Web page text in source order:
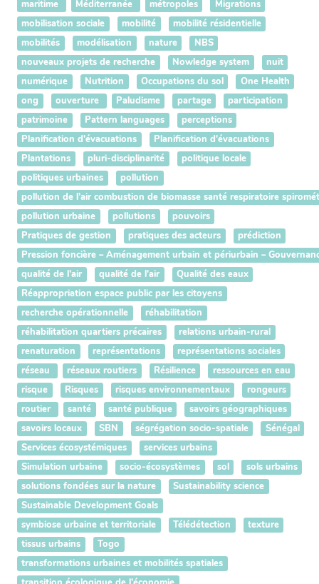
maritime
Méditerranée métropoles
Migrations
mobilisation sociale
mobilité
mobilité résidentielle
mobilités
modélisation nature
NBS
nouveaux projets de recherche
Nowledge system
nuit
numérique
Nutrition Occupations du sol
One Health
ong
ouverture Paludisme partage
participation
patrimoine
Pattern languages
perceptions
Planification d'évacuations
Planification d'évacuations
Plantations
pluri-disciplinarité
politique locale
politiques urbaines
pollution
pollution de l’air combustion de biomasse santé respiratoire
pollution urbaine
pollutions
pouvoirs
Pratiques de gestion
pratiques des acteurs
prédiction
Pression foncière – Aménagement urbain et périurbain –
qualité de l'air
qualité de l'air
Qualité des eaux
Réappropriation espace public par les citoyens
recherche opérationnelle
réhabilitation
réhabilitation quartiers précaires
relations urbain-rural
renaturation
représentations
représentations sociales
réseau
réseaux routiers Résilience
ressources en eau
risque
Risques risques environnementaux
rongeurs
routier
santé santé publique
savoirs géographiques
savoirs locaux
SBN ségrégation socio-spatiale
Sénégal
Services écosystémiques
services urbains
Simulation urbaine
socio-écosystèmes sol
sols urbains
solutions fondées sur la nature
Sustainability science
Sustainable Development Goals
symbiose urbaine et territoriale
Télédétection
texture
tissus urbains
Togo
transformations urbaines et mobilités spatiales